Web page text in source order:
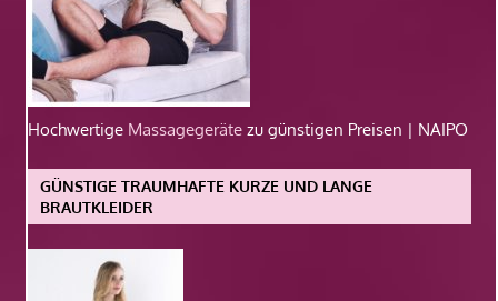
Hochwertige Massagegeräte zu günstigen Preisen | NAIPO
GÜNSTIGE TRAUMHAFTE KURZE UND LANGE
BRAUTKLEIDER